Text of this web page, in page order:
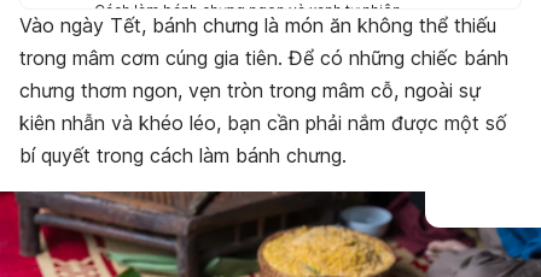
Cách làm bánh chưng ngon và xanh tự nhiên
Bí quyết ăn bánh chưng tốt cho sức khỏe
Sau cách làm bánh chưng, cùng tìm hiểu cách bảo quản
Vào ngày Tết, bánh chưng là món ăn không thể thiếu
trong mâm cơm cúng gia tiên. Để có những chiếc bánh
chưng thơm ngon, vẹn tròn trong mâm cỗ, ngoài sự
kiên nhẫn và khéo léo, bạn cần phải nắm được một số
bí quyết trong cách làm bánh chưng.